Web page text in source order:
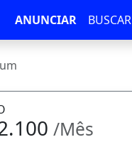
ANUNCIAR BUSCAR
/Mês